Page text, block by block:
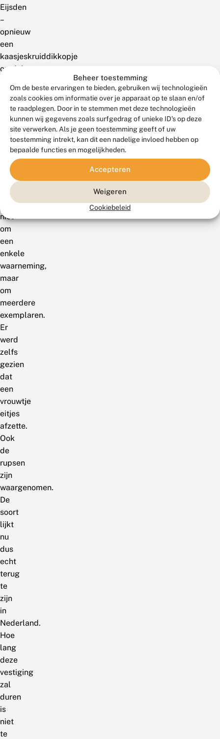
Beheer toestemming
Om de beste ervaringen te bieden, gebruiken wij technologieën
zoals cookies om informatie over je apparaat op te slaan en/of
te raadplegen. Door in te stemmen met deze technologieën
kunnen wij gegevens zoals surfgedrag of unieke ID's op deze
site verwerken. Als je geen toestemming geeft of uw
toestemming intrekt, kan dit een nadelige invloed hebben op
bepaalde functies en mogelijkheden.
Accepteren
Weigeren
Cookiebeleid
Eijsden
–
opnieuw
een
kaasjeskruiddikkopje
ontdekt.
zomer
werd
vlinder
gezien.
ging
niet
om
een
enkele
waarneming,
maar
om
meerdere
exemplaren.
Er
werd
zelfs
gezien
dat
een
vrouwtje
eitjes
afzette.
Ook
de
rupsen
zijn
waargenomen.
De
soort
lijkt
nu
dus
echt
terug
te
zijn
in
Nederland.
Hoe
lang
deze
vestiging
zal
duren
is
niet
te